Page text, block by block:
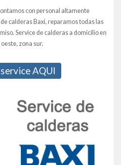
con personal altamente
calderas Baxi, reparamos todas las
Service de calderas a domicilio en
zona sur.
AQUI